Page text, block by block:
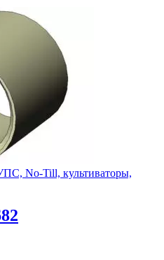
No-Till, культиваторы,